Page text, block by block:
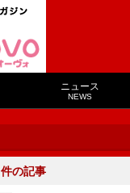
ニュース
NEWS
件の記事